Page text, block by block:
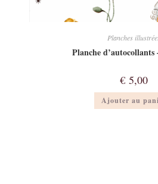
Planches
Planche
€5,00
Ajouter au